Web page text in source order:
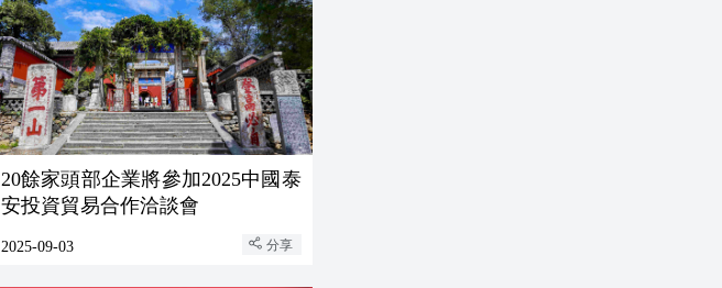
20餘家頭部企業將參加2025中國泰
安投資貿易合作洽談會
2025-09-03 分享